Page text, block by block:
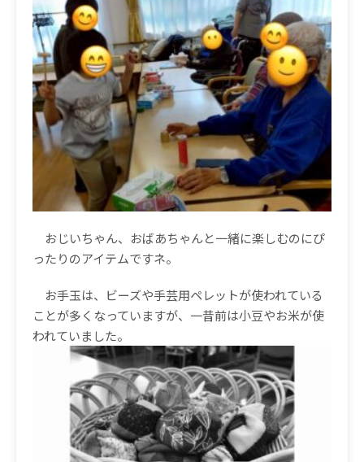
おじいちゃん、おばあちゃんと一緒に楽しむのにぴ
ったりのアイテムですネ。
お手玉は、ビーズや手芸用ペレットが使われている
ことが多くなっていますが、一昔前は小豆やお米が使
われていました。